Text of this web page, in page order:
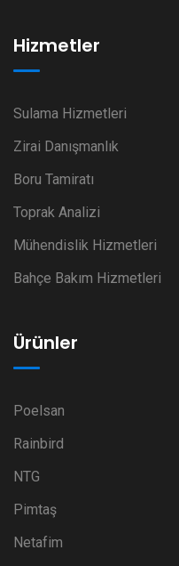
Hizmetler
Sulama Hizmetleri
Zirai Danışmanlık
Boru Tamiratı
Toprak Analizi
Mühendislik Hizmetleri
Bahçe Bakım Hizmetleri
Ürünler
Poelsan
Rainbird
NTG
Pimtaş
Netafim